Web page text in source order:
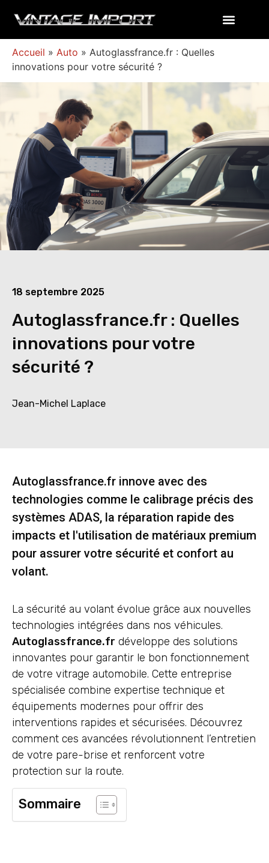
Accueil » Auto » Autoglassfrance.fr : Quelles
innovations pour votre sécurité ?
18 septembre 2025
Autoglassfrance.fr : Quelles
innovations pour votre
sécurité ?
Jean-Michel Laplace
Autoglassfrance.fr innove avec des
technologies comme le calibrage précis des
systèmes ADAS, la réparation rapide des
impacts et l'utilisation de matériaux premium
pour assurer votre sécurité et confort au
volant.
La sécurité au volant évolue grâce aux nouvelles
technologies intégrées dans nos véhicules.
Autoglassfrance.fr développe des solutions
innovantes pour garantir le bon fonctionnement
de votre vitrage automobile. Cette entreprise
spécialisée combine expertise technique et
équipements modernes pour offrir des
interventions rapides et sécurisées. Découvrez
comment ces avancées révolutionnent l’entretien
de votre pare-brise et renforcent votre
protection sur la route.
Sommaire